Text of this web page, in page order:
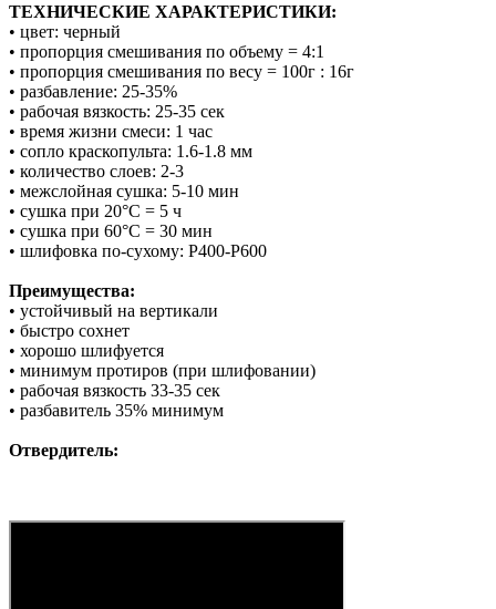
ТЕХНИЧЕСКИЕ ХАРАКТЕРИСТИКИ:
• цвет: черный
• пропорция смешивания по объему = 4:1
• пропорция смешивания по весу = 100г : 16г
• разбавление: 25-35%
• рабочая вязкость: 25-35 сек
• время жизни смеси: 1 час
• сопло краскопульта: 1.6-1.8 мм
• количество слоев: 2-3
• межслойная сушка: 5-10 мин
• сушка при 20°С = 5 ч
• сушка при 60°С = 30 мин
• шлифовка по-сухому: Р400-Р600
Преимущества:
• устойчивый на вертикали
• быстро сохнет
• хорошо шлифуется
• минимум протиров (при шлифовании)
• рабочая вязкость 33-35 сек
• разбавитель 35% минимум
Отвердитель: